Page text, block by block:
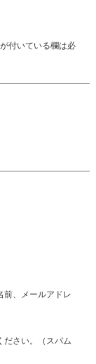
が付いている欄は必
前、メールアドレ
ださい。（スパム